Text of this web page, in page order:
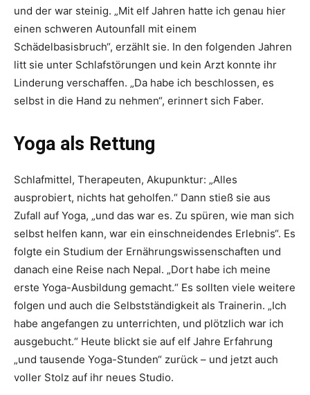
und der war steinig. „Mit elf Jahren hatte ich genau hier
einen schweren Autounfall mit einem
Schädelbasisbruch“, erzählt sie. In den folgenden Jahren
litt sie unter Schlafstörungen und kein Arzt konnte ihr
Linderung verschaffen. „Da habe ich beschlossen, es
selbst in die Hand zu nehmen“, erinnert sich Faber.
Yoga als Rettung
Schlafmittel, Therapeuten, ­Akupunktur: „Alles
ausprobiert, nichts hat geholfen.“ Dann stieß sie aus
Zufall auf Yoga, „und das war es. Zu spüren, wie man sich
selbst helfen kann, war ein einschneidendes Erlebnis“. Es
folgte ein Studium der Ernährungswissenschaften und
danach eine Reise nach Nepal. „Dort habe ich meine
erste Yoga-Ausbildung gemacht.“ Es sollten viele weitere
folgen und auch die Selbstständigkeit als Trainerin. „Ich
habe angefangen zu unterrichten, und plötzlich war ich
ausgebucht.“ Heute blickt sie auf elf Jahre ­Erfahrung
„und tausende Yoga-Stunden“ zurück – und jetzt auch
voller Stolz auf ihr neues Studio.